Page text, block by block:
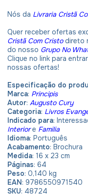
Nós da Livraria Cristã
Quer receber ofertas
Cristã Com Cristodireto
do nosso Grupo No
Clique no link para
nossas ofertas!
Especificação do
Marca: Principis
Autor: Augusto Cury
Categoria: Livros
Indicado para:
Interiore Familia
Idioma: Português
Acabamento: Brochura
Medida: 16 x 23 cm
Páginas: 64
Peso: 0,140 kg
EAN: 9786550971540
SKU: 48724